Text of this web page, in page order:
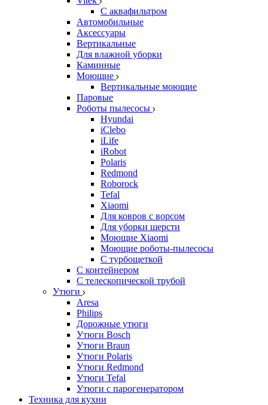
С аквафильтром
Автомобильные
Аксессуары
Вертикальные
Для влажной уборки
Каминные
Моющие
Вертикальные моющие
Паровые
Роботы пылесосы
Hyundai
iClebo
iLife
iRobot
Polaris
Redmond
Roborock
Tefal
Xiaomi
Для ковров с ворсом
Для уборки шерсти
Моющие Xiaomi
Моющие роботы-пылесосы
С турбощеткой
С контейнером
С телескопической трубой
Утюги
Aresa
Philips
Дорожные утюги
Утюги Bosch
Утюги Braun
Утюги Polaris
Утюги Redmond
Утюги Tefal
Утюги с парогенератором
Техника для кухни